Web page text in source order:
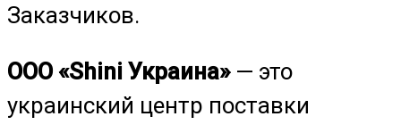
Заказчиков.
ООО «Shini Украина»— это
украинский центр поставки